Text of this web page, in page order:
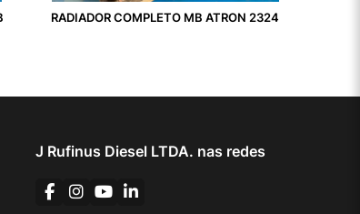
RADIADOR COMPLETO MB ATRON 2324
J Rufinus Diesel LTDA. nas redes